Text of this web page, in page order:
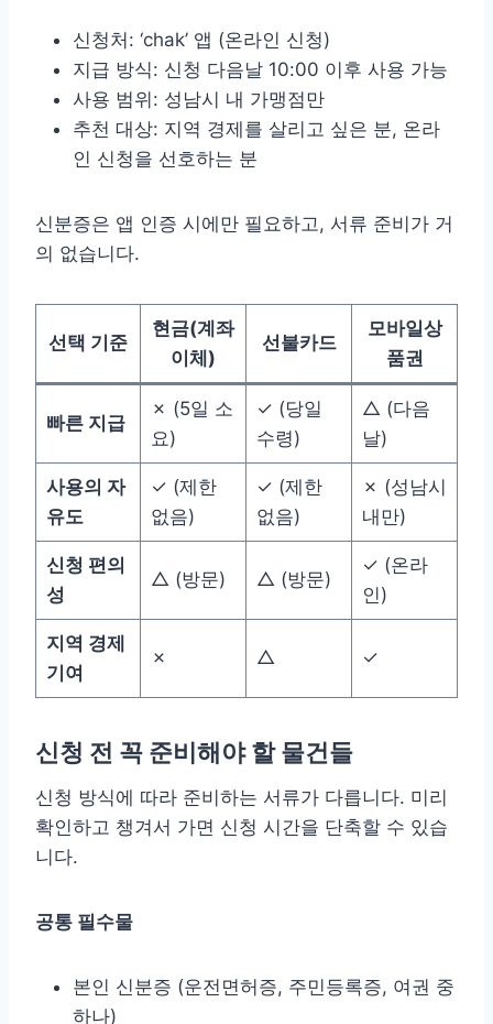
신청처: ‘chak’ 앱 (온라인 신청)
지급 방식: 신청 다음날 10:00 이후 사용 가능
사용 범위: 성남시 내 가맹점만
추천 대상: 지역 경제를 살리고 싶은 분, 온라
인 신청을 선호하는 분
신분증은 앱 인증 시에만 필요하고, 서류 준비가 거
의 없습니다.
선택 기준
현금(계좌
이체)
선불카드
모바일상
품권
빠른 지급
✗ (5일 소
요)
✓ (당일
수령)
△ (다음
날)
사용의 자
유도
✓ (제한
없음)
✓ (제한
없음)
✗ (성남시
내만)
신청 편의
성
△ (방문) △ (방문)
✓ (온라
인)
지역 경제
기여
✗ △ ✓
신청 전 꼭 준비해야 할 물건들
신청 방식에 따라 준비하는 서류가 다릅니다. 미리
확인하고 챙겨서 가면 신청 시간을 단축할 수 있습
니다.
공통 필수물
본인 신분증 (운전면허증, 주민등록증, 여권 중
하나)